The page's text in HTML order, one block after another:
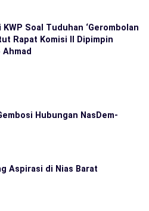
KWP Soal Tuduhan ‘Gerombolan
Rapat Komisi II Dipimpin
Hubungan NasDem-
Aspirasi di Nias Barat